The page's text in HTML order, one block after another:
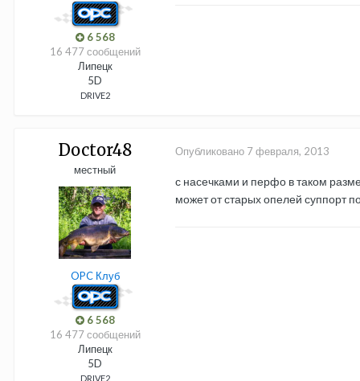
6 568
16 477 сообщений
Липецк
5D
DRIVE2
Doctor48
местный
OPC Клуб
6 568
16 477 сообщений
Липецк
5D
DRIVE2
Опубликовано 7 февраля, 2013
с насечками и перфо в таком
может от старых опелей суппорт